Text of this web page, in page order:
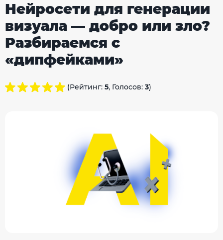
Нейросети для генерации
визуала — добро или зло?
Разбираемся с
«дипфейками»
(Рейтинг: 5, Голосов: 3)